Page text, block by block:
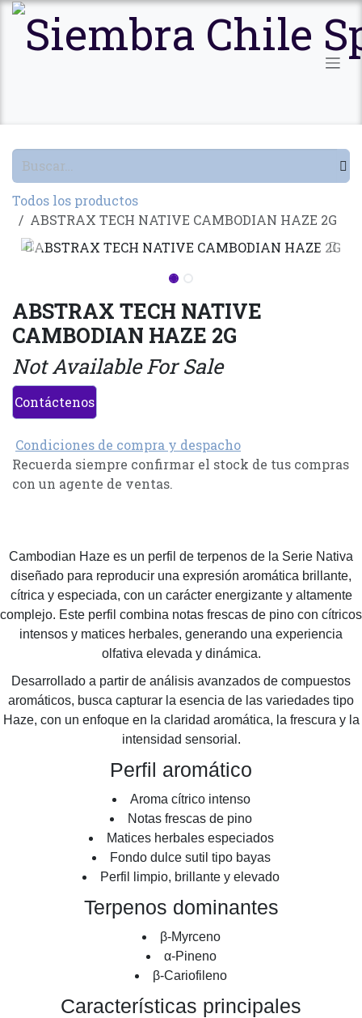
Ir al contenido
Todos los productos
ABSTRAX TECH NATIVE CAMBODIAN HAZE 2G
ABSTRAX TECH NATIVE
CAMBODIAN HAZE 2G
Not Available For Sale
Contáctenos
Condiciones de compra y despacho
Recuerda siempre confirmar el stock de tus compras
con un agente de ventas.
Cambodian Haze es un perfil de terpenos de la Serie Nativa
diseñado para reproducir una expresión aromática brillante,
cítrica y especiada, con un carácter energizante y altamente
complejo. Este perfil combina notas frescas de pino con cítricos
intensos y matices herbales, generando una experiencia
olfativa elevada y dinámica.
Desarrollado a partir de análisis avanzados de compuestos
aromáticos, busca capturar la esencia de las variedades tipo
Haze, con un enfoque en la claridad aromática, la frescura y la
intensidad sensorial.
Perfil aromático
Aroma cítrico intenso
Notas frescas de pino
Matices herbales especiados
Fondo dulce sutil tipo bayas
Perfil limpio, brillante y elevado
Terpenos dominantes
β-Myrceno
α-Pineno
β-Cariofileno
Características principales